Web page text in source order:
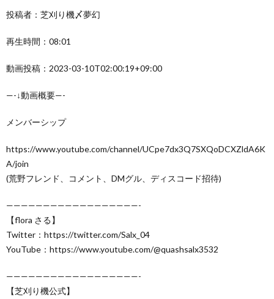
投稿者：芝刈り機〆夢幻
再生時間：08:01
動画投稿：2023-03-10T02:00:19+09:00
—-↓動画概要—-
メンバーシップ
https://www.youtube.com/channel/UCpe7dx3Q7SXQoDCXZldA6K
A/join
(荒野フレンド、コメント、DMグル、ディスコード招待)
——————————————————-
【flora さる】
Twitter：https://twitter.com/Salx_04
YouTube：https://www.youtube.com/@quashsalx3532
——————————————————-
【芝刈り機公式】